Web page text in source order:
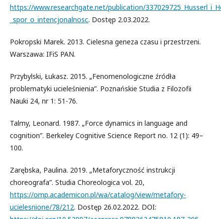
https://www.researchgate.net/publication/
_spor_o_intencjonalnosc. Dostęp 2.03.2022.
Pokropski Marek. 2013. Cielesna geneza czasu i przestrzeni.
Warszawa: IFiS PAN.
Przybylski, Łukasz. 2015. „Fenomenologiczne źródła
problematyki ucieleśnienia”. Poznańskie Studia z Filozofii
Nauki 24, nr 1: 51-76.
Talmy, Leonard. 1987. „Force dynamics in language and
cognition”. Berkeley Cognitive Science Report no. 12 (1): 49–
100.
Zarębska, Paulina. 2019. „Metaforyczność instrukcji
choreografa”. Studia Choreologica vol. 20,
https://omp.academicon.pl/wa/catalog/view/metafory-
ucielesnione/78/212. Dostęp 26.02.2022. DOI: